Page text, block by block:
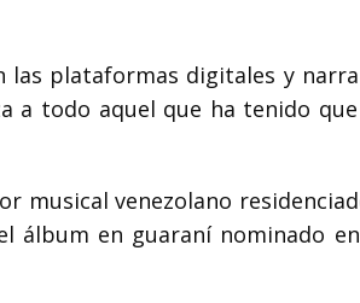
las plataformas digitales y
a todo aquel que ha tenido
musical venezolano
álbum en guaraní nominado